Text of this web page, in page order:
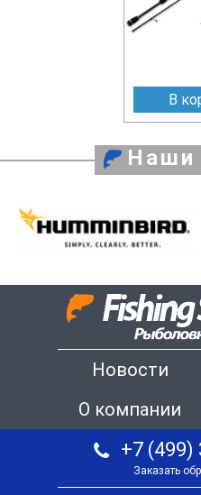
В
Наши
Новости
О компании
+7 (499)
Заказать